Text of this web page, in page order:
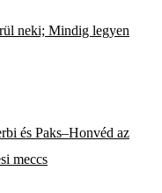
neki; Mindig legyen
és Paks–Honvéd az
meccs